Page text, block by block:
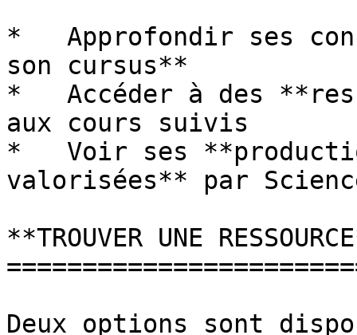
*   Approfondir ses
son cursus**
*   Accéder à des
aux cours suivis
*   Voir ses
valorisées** par
**TROUVER UNE
Deux options sont